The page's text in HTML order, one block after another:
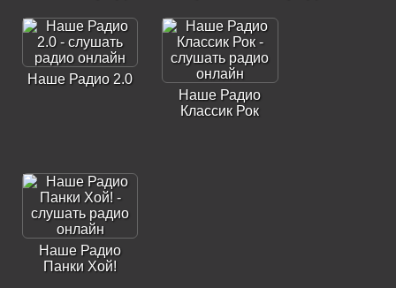
Наше Радио 2.0
Наше Радио
Классик Рок
Наше Радио
Панки Хой!